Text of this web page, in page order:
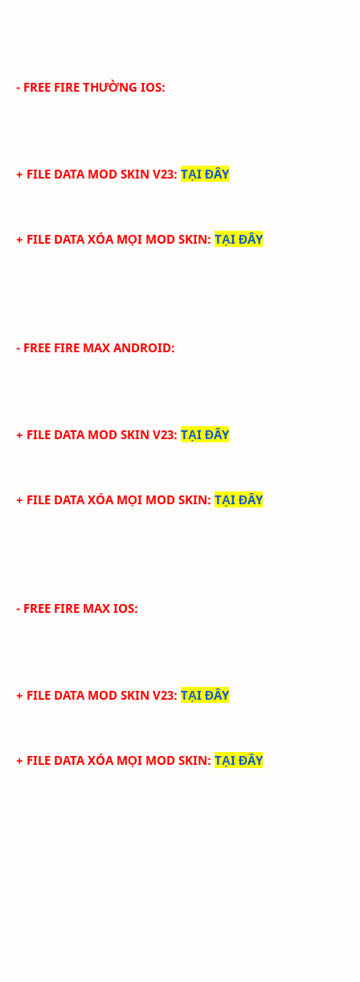
- FREE FIRE THƯỜNG IOS:
+ FILE DATA MOD SKIN V23: TẠI ĐÂY
+ FILE DATA XÓA MỌI MOD SKIN: TẠI ĐÂY
- FREE FIRE MAX ANDROID:
+ FILE DATA MOD SKIN V23: TẠI ĐÂY
+ FILE DATA XÓA MỌI MOD SKIN: TẠI ĐÂY
- FREE FIRE MAX IOS:
+ FILE DATA MOD SKIN V23: TẠI ĐÂY
+ FILE DATA XÓA MỌI MOD SKIN: TẠI ĐÂY